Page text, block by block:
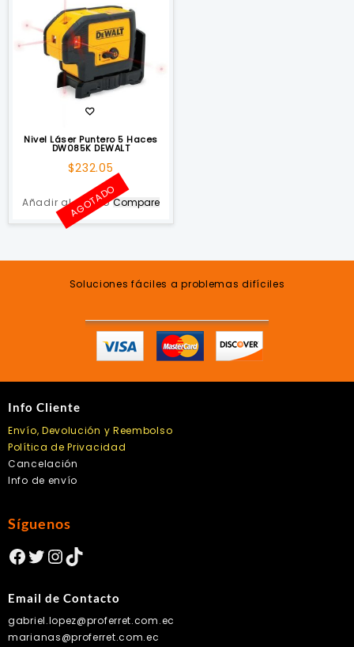
Nivel Láser Puntero 5 Haces
DW085K DEWALT
$232.05
Añadir al carrito
AGOTADOCompare
Soluciones fáciles a problemas difíciles
Info Cliente
Envío, Devolución y Reembolso
Política de Privacidad
Cancelación
Info de envío
Síguenos
Facebook
Twitter
Instagram
TikTok
Email de Contacto
gabriel.lopez@proferret.com.ec
marianas@proferret.com.ec